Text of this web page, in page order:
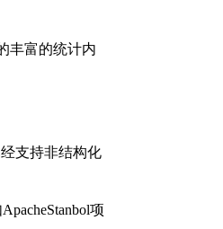
丰富的统计内
支持非结构化
项